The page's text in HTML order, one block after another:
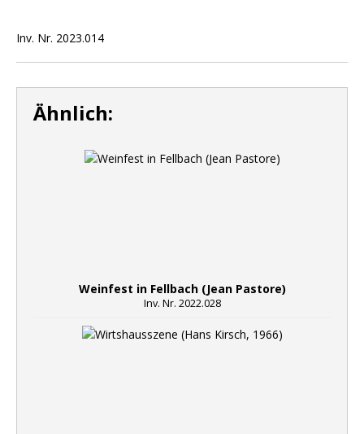
Inv. Nr. 2023.014
Ähnlich:
Weinfest in Fellbach (Jean Pastore)
Inv. Nr. 2022.028